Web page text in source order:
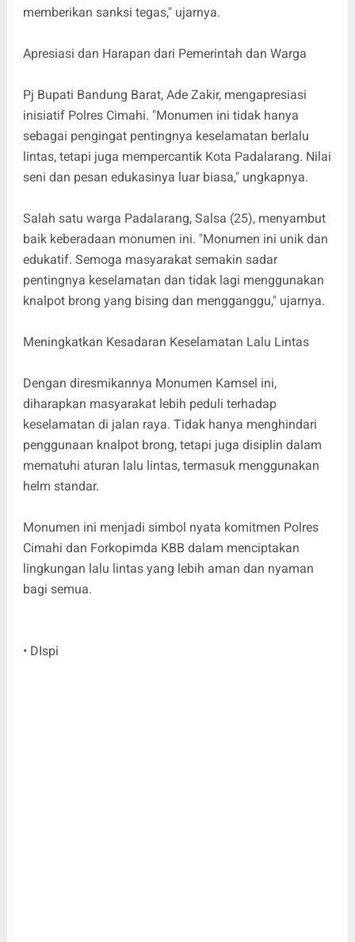
memberikan sanksi tegas," ujarnya.
Apresiasi dan Harapan dari Pemerintah dan Warga
Pj Bupati Bandung Barat, Ade Zakir, mengapresiasi
inisiatif Polres Cimahi. "Monumen ini tidak hanya
sebagai pengingat pentingnya keselamatan berlalu
lintas, tetapi juga mempercantik Kota Padalarang. Nilai
seni dan pesan edukasinya luar biasa," ungkapnya.
Salah satu warga Padalarang, Salsa (25), menyambut
baik keberadaan monumen ini. "Monumen ini unik dan
edukatif. Semoga masyarakat semakin sadar
pentingnya keselamatan dan tidak lagi menggunakan
knalpot brong yang bising dan mengganggu," ujarnya.
Meningkatkan Kesadaran Keselamatan Lalu Lintas
Dengan diresmikannya Monumen Kamsel ini,
diharapkan masyarakat lebih peduli terhadap
keselamatan di jalan raya. Tidak hanya menghindari
penggunaan knalpot brong, tetapi juga disiplin dalam
mematuhi aturan lalu lintas, termasuk menggunakan
helm standar.
Monumen ini menjadi simbol nyata komitmen Polres
Cimahi dan Forkopimda KBB dalam menciptakan
lingkungan lalu lintas yang lebih aman dan nyaman
bagi semua.
• DIspi